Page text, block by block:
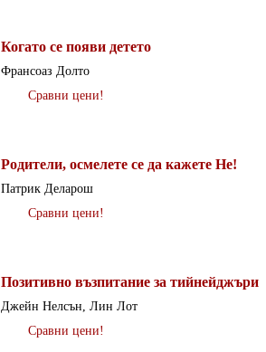
Когато се появи детето
Франсоаз Долто
Сравни цени!
Родители, осмелете се да кажете Не!
Патрик Деларош
Сравни цени!
Позитивно възпитание за тийнейджъри
Джейн Нелсън, Лин Лот
Сравни цени!